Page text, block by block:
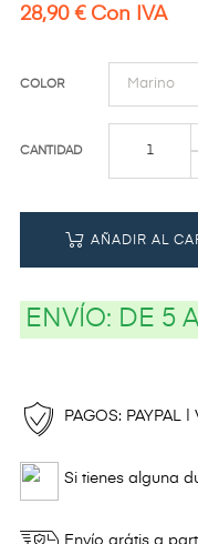
28,90 € Con IVA
COLOR
CANTIDAD
AÑADIR AL
ENVÍO: DE 5
PAGOS: PAYPAL
Si tienes alguna
Envío grátis a